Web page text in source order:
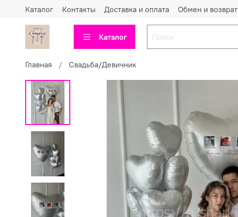
Каталог Контакты Доставка и оплата Обмен и возврат
Каталог
Главная Свадьба/Девичник